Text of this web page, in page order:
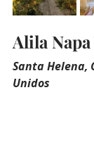
Alila Napa
Santa Helena,
Unidos